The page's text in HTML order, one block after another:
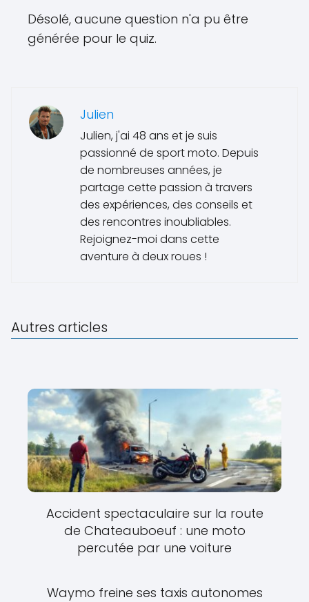
Désolé, aucune question n'a pu être
générée pour le quiz.
Julien
Julien, j'ai 48 ans et je suis
passionné de sport moto. Depuis
de nombreuses années, je
partage cette passion à travers
des expériences, des conseils et
des rencontres inoubliables.
Rejoignez-moi dans cette
aventure à deux roues !
Autres articles
Accident spectaculaire sur la route
de Chateauboeuf : une moto
percutée par une voiture
Waymo freine ses taxis autonomes